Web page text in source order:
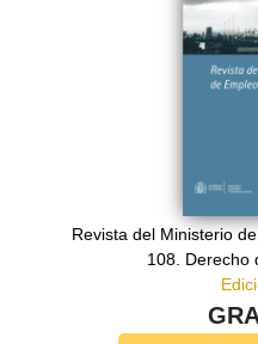
Revista del Ministerio
108. Derecho